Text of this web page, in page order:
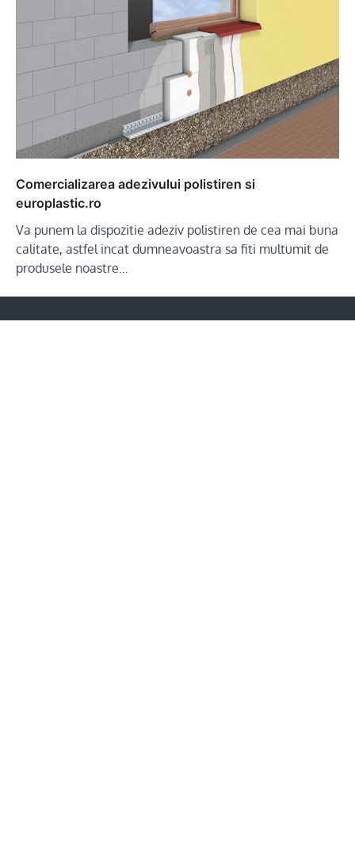
Comercializarea adezivului polistiren si
europlastic.ro
Va punem la dispozitie adeziv polistiren de cea mai buna
calitate, astfel incat dumneavoastra sa fiti multumit de
produsele noastre…